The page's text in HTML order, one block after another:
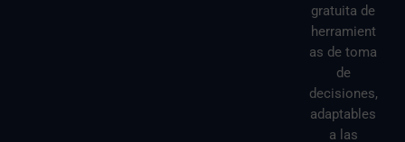
gratuita de
herramient
as de toma
de
decisiones,
adaptables
a las